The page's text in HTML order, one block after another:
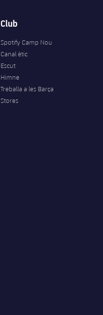
Club
Spotify Camp Nou
Canal ètic
Escut
Himne
Treballa a les Barça
Stores